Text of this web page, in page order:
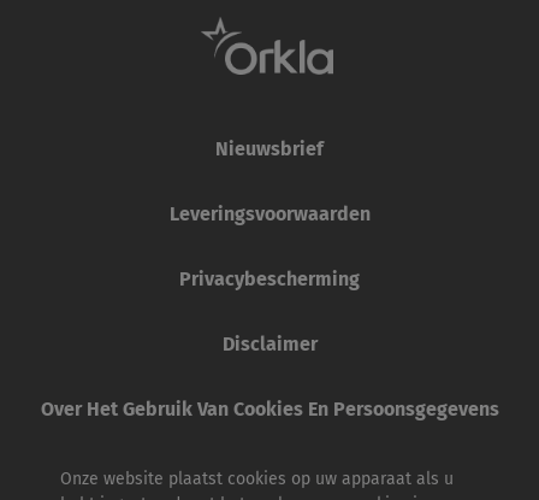
Nieuwsbrief
Leveringsvoorwaarden
Privacybescherming
Disclaimer
Over Het Gebruik Van Cookies En Persoonsgegevens
Onze website plaatst cookies op uw apparaat als u